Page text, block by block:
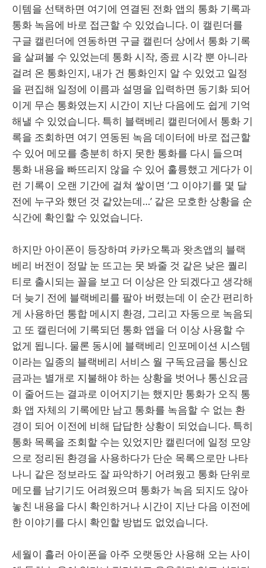
이템을 선택하면 여기에 연결된 전화 앱의 통화 기록과
통화 녹음에 바로 접근할 수 있었습니다. 이 캘린더를
구글 캘린더에 연동하면 구글 캘린더 상에서 통화 기록
을 살펴볼 수 있었는데 통화 시작, 종료 시각 뿐 아니라
걸려 온 통화인지, 내가 건 통화인지 알 수 있었고 일정
을 편집해 일정에 이름과 설명을 입력하면 동기화 되어
이게 무슨 통화였는지 시간이 지난 다음에도 쉽게 기억
해낼 수 있었습니다. 특히 블랙베리 캘린더에서 통화 기
록을 조회하면 여기 연동된 녹음 데이터에 바로 접근할
수 있어 메모를 충분히 하지 못한 통화를 다시 들으며
통화 내용을 빠뜨리지 않을 수 있어 훌륭했고 게다가 이
런 기록이 오랜 기간에 걸쳐 쌓이면 ‘그 이야기를 몇 달
전에 누구와 했던 것 같았는데…’ 같은 모호한 상황을 순
식간에 확인할 수 있었습니다.
하지만 아이폰이 등장하며 카카오톡과 왓츠앱의 블랙
베리 버전이 정말 눈 뜨고는 못 봐줄 것 같은 낮은 퀄리
티로 출시되는 꼴을 보고 더 이상은 안 되겠다고 생각해
더 늦기 전에 블랙베리를 팔아 버렸는데 이 순간 편리하
게 사용하던 통합 메시지 환경, 그리고 자동으로 녹음되
고 또 캘린더에 기록되던 통화 앱을 더 이상 사용할 수
없게 됩니다. 물론 동시에 블랙베리 인포메이션 시스템
이라는 일종의 블랙베리 서비스 월 구독요금을 통신요
금과는 별개로 지불해야 하는 상황을 벗어나 통신요금
이 줄어드는 결과로 이어지기는 했지만 통화가 오직 통
화 앱 자체의 기록에만 남고 통화를 녹음할 수 없는 환
경이 되어 이전에 비해 답답한 상황이 되었습니다. 특히
통화 목록을 조회할 수는 있었지만 캘린더에 일정 모양
으로 정리된 환경을 사용하다가 단순 목록으로만 나타
나니 같은 정보라도 잘 파악하기 어려웠고 통화 단위로
메모를 남기기도 어려웠으며 통화가 녹음 되지도 않아
놓친 내용을 다시 확인하거나 시간이 지난 다음 이전에
한 이야기를 다시 확인할 방법도 없었습니다.
세월이 흘러 아이폰을 아주 오랫동안 사용해 오는 사이